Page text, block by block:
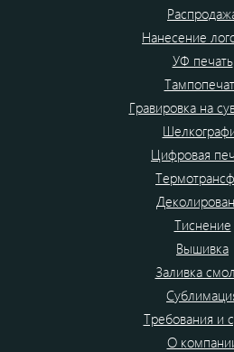
Нанесение
УФ печать
Гравировка на
Цифровая
Тиснение
Вышивка
Заливка
Требования и
О